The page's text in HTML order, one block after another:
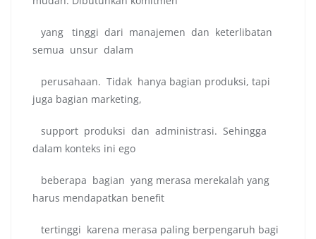
yang tinggi dari manajemen dan keterlibatan
semua unsur dalam
perusahaan. Tidak hanya bagian produksi, tapi
juga bagian marketing,
support produksi dan administrasi. Sehingga
dalam konteks ini ego
beberapa bagian yang merasa merekalah yang
harus mendapatkan benefit
tertinggi karena merasa paling berpengaruh bagi